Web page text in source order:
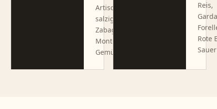
Artischocke,
salziger
Zabaglione,
Monte Veronese,
Gemüsefond
Reis,
Rote